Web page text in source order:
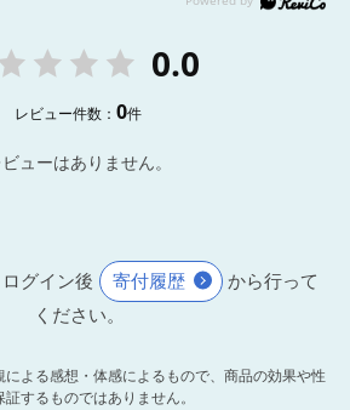
0.0
レビュー件数：0件
ビューはありません。
グイン後 寄付履歴
から行って
ください。
よる感想・体感によるもので、商品の効果や性
証するものではありません。